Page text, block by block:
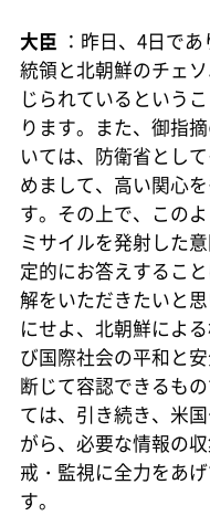
大臣 ：昨日、4日で
統領と北朝鮮のチェ
じられているという
ります。また、御指
いては、防衛省とし
めまして、高い関心
す。その上で、この
ミサイルを発射した
定的にお答えするこ
解をいただきたいと
にせよ、北朝鮮によ
び国際社会の平和と
断じて容認できるも
ては、引き続き、米
がら、必要な情報の
戒・監視に全力をあ
す。